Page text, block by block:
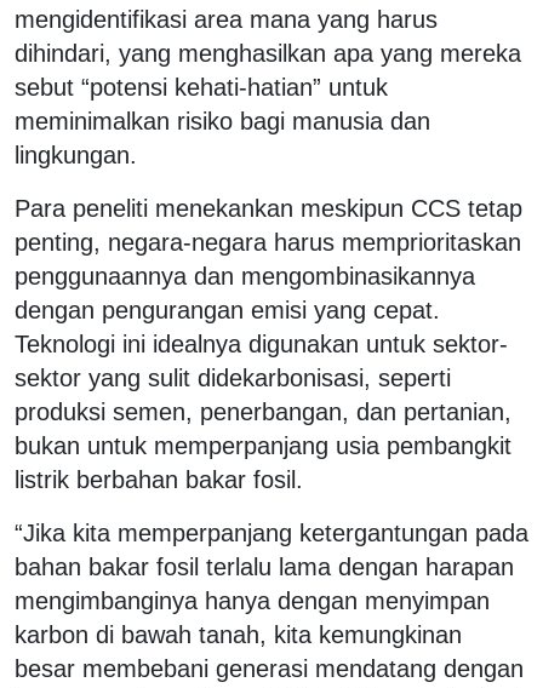
mengidentifikasi area mana yang harus
dihindari, yang menghasilkan apa yang mereka
sebut “potensi kehati-hatian” untuk
meminimalkan risiko bagi manusia dan
lingkungan.
Para peneliti menekankan meskipun CCS tetap
penting, negara-negara harus memprioritaskan
penggunaannya dan mengombinasikannya
dengan pengurangan emisi yang cepat.
Teknologi ini idealnya digunakan untuk sektor-
sektor yang sulit didekarbonisasi, seperti
produksi semen, penerbangan, dan pertanian,
bukan untuk memperpanjang usia pembangkit
listrik berbahan bakar fosil.
“Jika kita memperpanjang ketergantungan pada
bahan bakar fosil terlalu lama dengan harapan
mengimbanginya hanya dengan menyimpan
karbon di bawah tanah, kita kemungkinan
besar membebani generasi mendatang dengan